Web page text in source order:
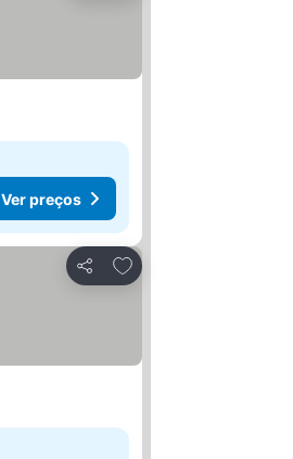
Ver preços
Partilhar
Adicionar aos favoritos